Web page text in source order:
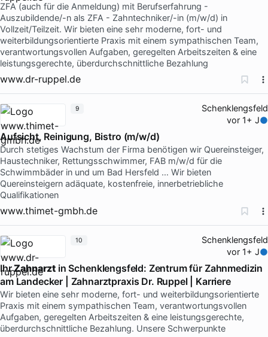
ZFA (auch für die Anmeldung) mit Berufserfahrung -
Auszubildende/-n als ZFA - Zahntechniker/-in (m/w/d) in
Vollzeit/Teilzeit. Wir bieten eine sehr moderne, fort- und
weiterbildungsorientierte Praxis mit einem sympathischen Team,
verantwortungsvollen Aufgaben, geregelten Arbeitszeiten & eine
leistungsgerechte, überdurchschnittliche Bezahlung
www.dr-ruppel.de
Schenklengsfeld
vor 1+ J
Aufsicht, Reinigung, Bistro (m/w/d)
Durch stetiges Wachstum der Firma benötigen wir Quereinsteiger,
Haustechniker, Rettungsschwimmer, FAB m/w/d für die
Schwimmbäder in und um Bad Hersfeld … Wir bieten
Quereinsteigern adäquate, kostenfreie, innerbetriebliche
Qualifikationen
www.thimet-gmbh.de
9
Schenklengsfeld
vor 1+ J
IhrZahnarzt in Schenklengsfeld: Zentrum für Zahnmedizin
am Landecker | Zahnarztpraxis Dr. Ruppel | Karriere
Wir bieten eine sehr moderne, fort- und weiterbildungsorientierte
Praxis mit einem sympathischen Team, verantwortungsvollen
Aufgaben, geregelten Arbeitszeiten & eine leistungsgerechte,
überdurchschnittliche Bezahlung. Unsere Schwerpunkte
10